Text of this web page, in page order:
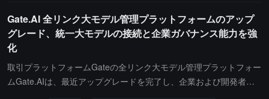
は機能面でOpenAIのChatGPTやGoogleのGeminiを大量に利用して
「規模化されたソーシャル詐欺」を支え、資金面ではブロックチェ
ーン上の決済と越境チャネルを通じて迅速な洗浄と移転を実現し、
「AIによる顧客獲得+暗号決済」の二重構造を形成し、詐欺産業に
高度な自動化と国際的な拡散能力を持たせています。さらに、マス
Gate.AI 全リンク大モデル管理プラットフォームのアップ
グレード、統一大モデルの接続と企業ガバナンス能力を強
化
取引プラットフォームGateの全リンク大モデル管理プラットフォー
ムGate.AIは、最近アップグレードを完了し、企業および開発者向